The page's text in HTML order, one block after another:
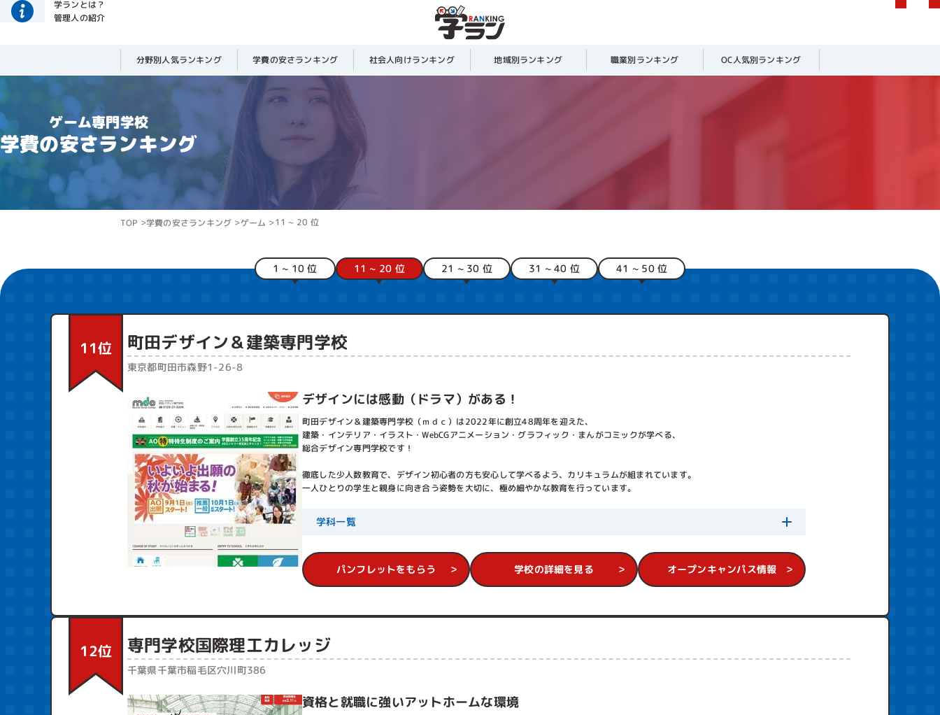
学ランとは？
管理人の紹介
分野別人気ランキング 学費の安さランキング 社会人向けランキング 地域別ランキング 職業別ランキング OC人気別ランキング
ゲーム専門学校
学費の安さランキング
TOP 学費の安さランキング ゲーム 11 ~ 20 位
1 ~ 10 位 11 ~ 20 位 21 ~ 30 位 31 ~ 40 位 41 ~ 50 位
町田デザイン＆建築専門学校
東京都町田市森野1-26-8
デザインには感動（ドラマ）がある！
町田デザイン＆建築専門学校（ｍｄｃ）は2022年に創立48周年を迎えた、
建築・インテリア・イラスト・WebCGアニメーション・グラフィック・まんがコミックが学べる、
総合デザイン専門学校です！
徹底した少人数教育で、デザイン初心者の方も安心して学べるよう、カリキュラムが組まれています。
一人ひとりの学生と親身に向き合う姿勢を大切に、極め細やかな教育を行っています。
学科一覧
パンフレットをもらう 学校の詳細を見る オープンキャンパス情報
11位
専門学校国際理工カレッジ
千葉県千葉市稲毛区穴川町386
資格と就職に強いアットホームな環境
12位
学校選びのポイント・目指す職業例
目指す職業例
美容師 / ヘアメイク / エステ / ネイル / メイク / ビューティーアドバイザー(美容部員) / 着付師 / アイリスト / 理
容師 / 特殊メイク / ボディデザイナー / 福祉皮膚美容士 など
美容専門学校をランキングにしたときに上位に来る専門学校は、やはり純粋な知名度・ブランド力が高い学校だけ
ではないと筆者は考えています。
確かに1位を飾る山野美容専門学校は圧倒的なブランド力を誇る美容専門学校で、ネット上で検索される回数も非
常に多いです。
もちろんそれだけの実績がある学校なので、このランキングでも1位に設定しています。
しかしやはり大多数が美容師やエステティシャンを目指す美容ジャンルにおいては、実習の多さや資格の取得率に
校だなと思います。
設置学科が複雑過ぎないというのも評価点です。
美容専門学校で学べるのは美容科や理容科といったヘアカット系、エステティシャンやボディデザイナーなどのエ
ん。
分野です。
知識はやろうと思えば独学でも学ぶことが可能ですが、技術を磨くにはやはり実践に近い環境で何度もトライする
必要があるため、個人では難しいものです。
へ進学する理由はそういった点があります。
美容専門学校はそういう需要をもちろん分かっているため、最新設備であることや実習時間の多さを売りにしてい
るところが多いです。
ただし必要以上に設備やおしゃれな校舎に力を入れすぎて、結果学費が高くなってしまうケースも少なくありませ
ん。
実際何にどれだけお金をかけるべきなのかは業界の人にしか分からないところがありますが、設備に関してはやは
り直接見てみないと分からないところが多いため、パンフレットを見るだけで決めるのは絶対にやめましょう。
確かに専門学校のオープンキャンパスに足を運ぶと、他へ入学してほしくないためにアピールは強まります。
しかしそれは逆にチャンスだと思って、しっかり話を聞いておくべきです。
自分がどんな仕事をしたいか、そのために必要なことを学ぶ環境があるか、学費は他に比べて高くないか、低くな
いか、学校選びで必ず押さえておくべきなのはこのあたりです。
これに立地や就職先についてが個人個人で加わるかと思いますが、専門学校の人と話す時は言葉巧みに誘導される
がままにならず、自分の求めるものを明確にしておくことが大切です。
専門学校、という名前ではありますが、小学校や中学校のように在籍していればある程度の知識や技術が付く、と
目的さえハッキリしていれば無駄になることはありません。仮に美容系とは異なる就職先になったとしてもそうで
す。
少し話がずれましたが、美容専門学校は専門学校全体と比べて学費はそれほど高い分野ではありません。
学費が他と比べて高い場合や低い場合は、必ずその要因を聞いておきましょう。
高い場合、他にはないこういう授業があるから～や、校舎が新築でとてもキレイだから～などの文句は要注意。